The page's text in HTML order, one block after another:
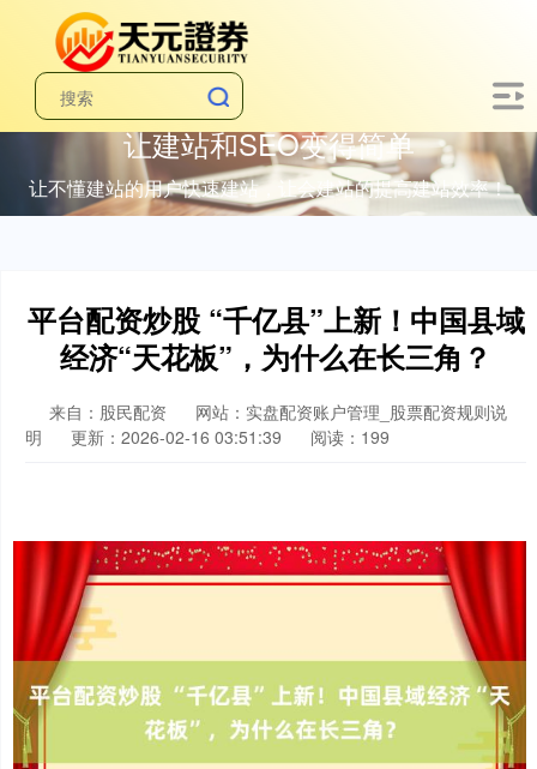
让建站和SEO变得简单
让不懂建站的用户快速建站，让会建站的提高建站效率！
平台配资炒股 “千亿县”上新！中国县域
经济“天花板”，为什么在长三角？
来自：股民配资
网站：实盘配资账户管理_股票配资规则说
明
更新：2026-02-16 03:51:39 阅读：199